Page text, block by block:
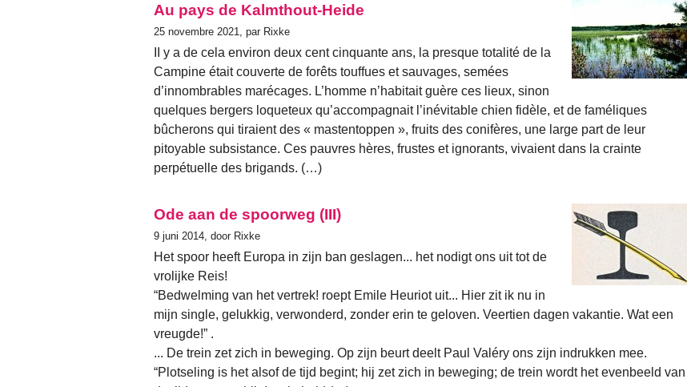
Au pays de Kalmthout-Heide
25 novembre 2021, par Rixke
II y a de cela environ deux cent cinquante ans, la presque totalité de la
Campine était couverte de forêts touffues et sauvages, semées
d’innombrables marécages. L’homme n’habitait guère ces lieux, sinon
quelques bergers loqueteux qu’accompagnait l’inévitable chien fidèle, et de faméliques
bûcherons qui tiraient des « mastentoppen », fruits des conifères, une large part de leur
pitoyable subsistance. Ces pauvres hères, frustes et ignorants, vivaient dans la crainte
perpétuelle des brigands. (…)
Ode aan de spoorweg (III)
9 juni 2014, door Rixke
Het spoor heeft Europa in zijn ban geslagen... het nodigt ons uit tot de
vrolijke Reis!
“Bedwelming van het vertrek! roept Emile Heuriot uit... Hier zit ik nu in
mijn single, gelukkig, verwonderd, zonder erin te geloven. Veertien dagen vakantie. Wat een
vreugde!” .
... De trein zet zich in beweging. Op zijn beurt deelt Paul Valéry ons zijn indrukken mee.
“Plotseling is het alsof de tijd begint; hij zet zich in beweging; de trein wordt het evenbeeld van